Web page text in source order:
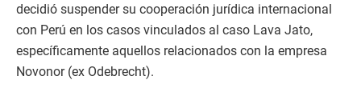
decidió suspender su cooperación jurídica internacional
con Perú en los casos vinculados al caso Lava Jato,
específicamente aquellos relacionados con la empresa
Novonor (ex Odebrecht).